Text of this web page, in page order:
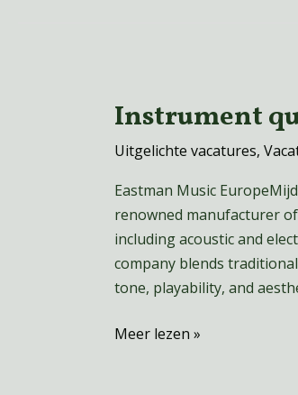
Instrument
Uitgelichte vacatures,
Eastman Music
renowned manufacturer
including acoustic and
company blends
tone, playability, and
Instrument
control
–
winds
Meer lezen »